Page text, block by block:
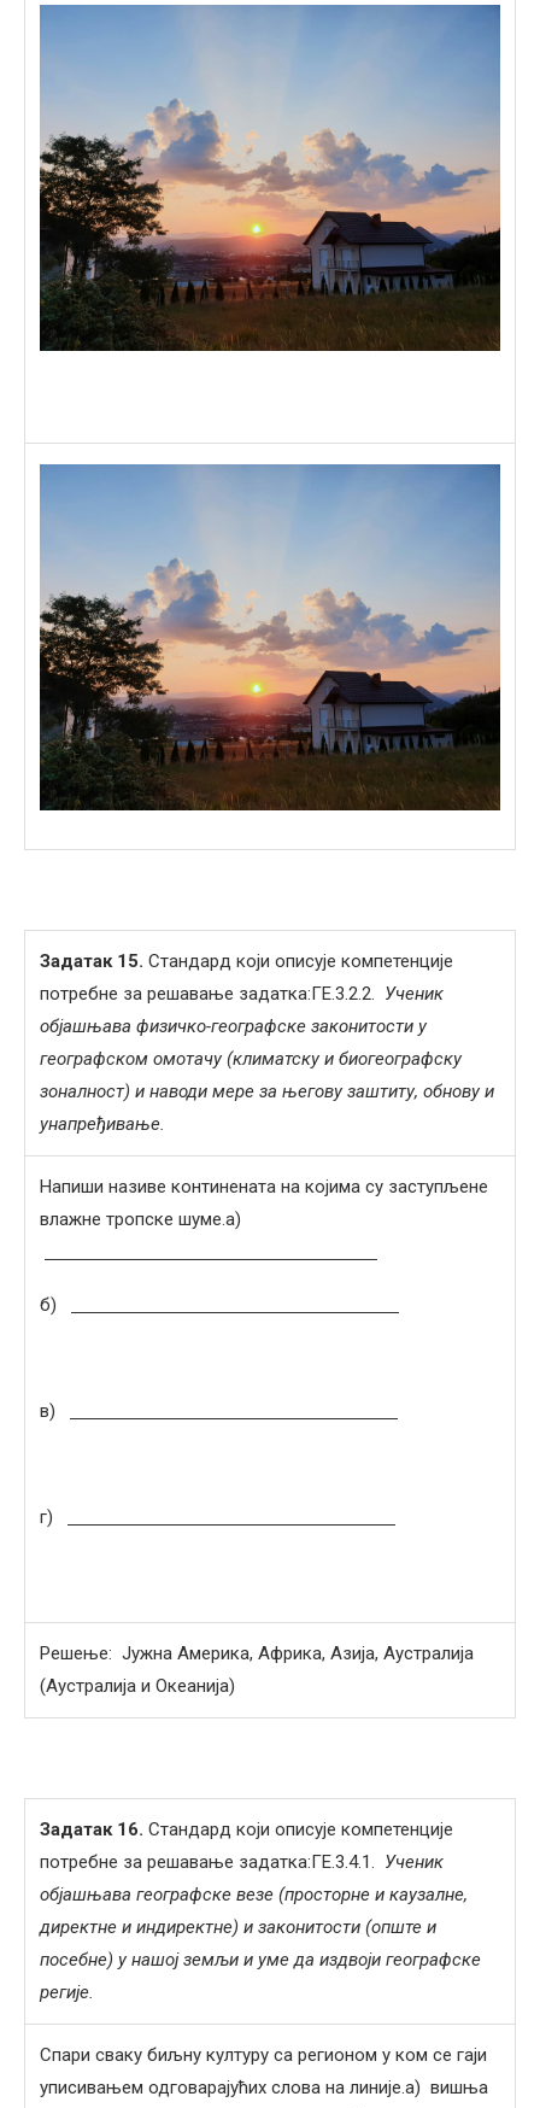
Задатак 15. Стандард који описује компетенције
потребне за решавање задатка:ГЕ.3.2.2. Ученик
објашњава физичко-географске законитости у
географском омотачу (климатску и биогеографску
зоналност) и наводи мере за његову заштиту, обнову и
унапређивање.
Напиши називе континената на којима су заступљене
влажне тропске шуме.а)
б)
в)
г)
Решење: Јужна Америка, Африка, Азија, Аустралија
(Аустралија и Океанија)
Задатак 16. Стандард који описује компетенције
потребне за решавање задатка:ГЕ.3.4.1. Ученик
објашњава географске везе (просторне и каузалне,
директне и индиректне) и законитости (опште и
посебне) у нашој земљи и уме да издвоји географске
регије.
Спари сваку биљну културу са регионом у ком се гаји
уписивањем одговарајућих слова на линије.а) вишња